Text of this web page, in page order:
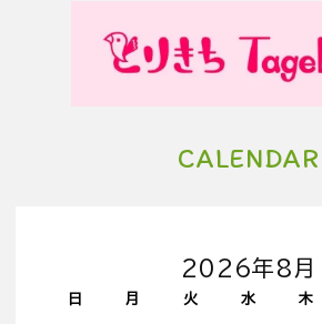
CALENDAR
2026年8月
日 月 火 水 木